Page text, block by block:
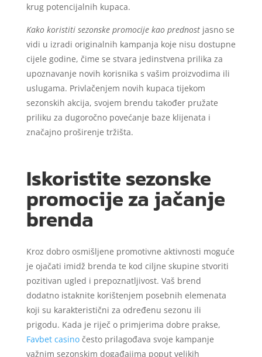
krug potencijalnih kupaca.
Kako koristiti sezonske promocije kao prednostjasno se
vidi u izradi originalnih kampanja koje nisu dostupne
cijele godine, čime se stvara jedinstvena prilika za
upoznavanje novih korisnika s vašim proizvodima ili
uslugama. Privlačenjem novih kupaca tijekom
sezonskih akcija, svojem brendu također pružate
priliku za dugoročno povećanje baze klijenata i
značajno proširenje tržišta.
Iskoristite sezonske
promocije za jačanje
brenda
Kroz dobro osmišljene promotivne aktivnosti moguće
je ojačati imidž brenda te kod ciljne skupine stvoriti
pozitivan ugled i prepoznatljivost. Vaš brend
dodatno istaknite korištenjem posebnih elemenata
koji su karakteristični za određenu sezonu ili
prigodu. Kada je riječ o primjerima dobre prakse,
Favbet casinočesto prilagođava svoje kampanje
važnim sezonskim događajima poput velikih